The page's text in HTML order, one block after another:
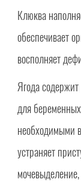
Клюква
обеспечивает
восполняет
Ягода
для
необходимыми
устраняет